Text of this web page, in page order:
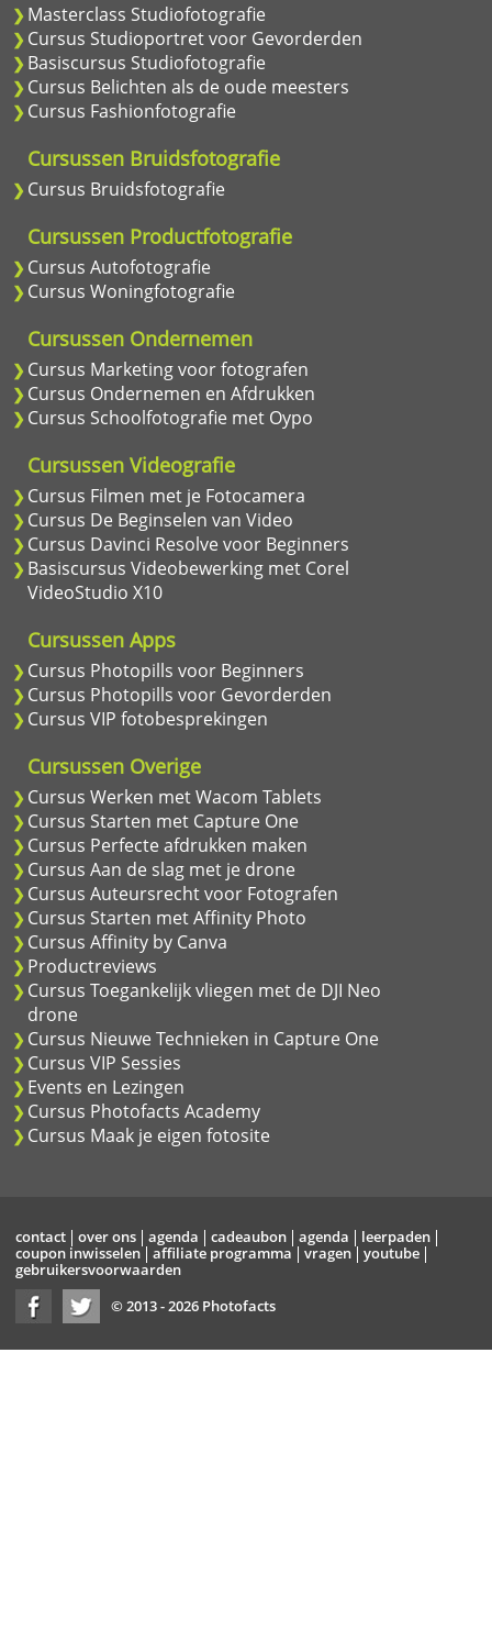
Masterclass Studiofotografie
Cursus Studioportret voor Gevorderden
Basiscursus Studiofotografie
Cursus Belichten als de oude meesters
Cursus Fashionfotografie
Cursussen Bruidsfotografie
Cursus Bruidsfotografie
Cursussen Productfotografie
Cursus Autofotografie
Cursus Woningfotografie
Cursussen Ondernemen
Cursus Marketing voor fotografen
Cursus Ondernemen en Afdrukken
Cursus Schoolfotografie met Oypo
Cursussen Videografie
Cursus Filmen met je Fotocamera
Cursus De Beginselen van Video
Cursus Davinci Resolve voor Beginners
Basiscursus Videobewerking met Corel
VideoStudio X10
Cursussen Apps
Cursus Photopills voor Beginners
Cursus Photopills voor Gevorderden
Cursus VIP fotobesprekingen
Cursussen Overige
Cursus Werken met Wacom Tablets
Cursus Starten met Capture One
Cursus Perfecte afdrukken maken
Cursus Aan de slag met je drone
Cursus Auteursrecht voor Fotografen
Cursus Starten met Affinity Photo
Cursus Affinity by Canva
Productreviews
Cursus Toegankelijk vliegen met de DJI Neo
drone
Cursus Nieuwe Technieken in Capture One
Cursus VIP Sessies
Events en Lezingen
Cursus Photofacts Academy
Cursus Maak je eigen fotosite
contact over ons agenda cadeaubon agenda
leerpaden
coupon inwisselen
affiliate programma vragen
youtube
gebruikersvoorwaarden
© 2013 - 2026 Photofacts